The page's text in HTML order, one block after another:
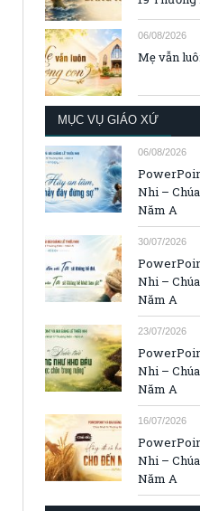
06/08/2026
Mẹ vẫn
MỤC VỤ GIÁO XỨ
06/08/2026
Nhi –
Năm A
30/07/2026
Nhi –
Năm A
23/07/2026
Nhi –
Năm A
16/07/2026
Nhi –
Năm A